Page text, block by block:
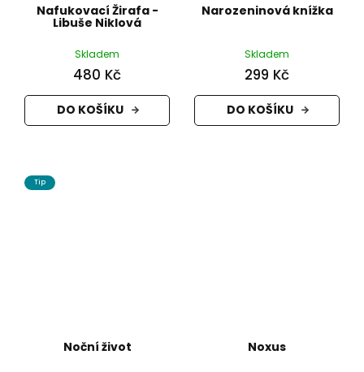
Nafukovací Žirafa -
Libuše Niklová
Skladem
480 Kč
DO KOŠÍKU
Narozeninová knížka
Skladem
299 Kč
DO KOŠÍKU
Tip
Noční život Noxus